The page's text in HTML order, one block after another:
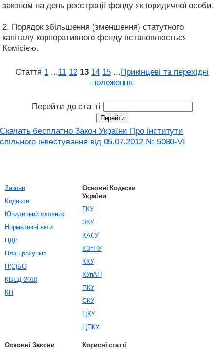
законом на день реєстрації фонду як юридичної особи.
2. Порядок збільшення (зменшення) статутного
капіталу корпоративного фонду встановлюється
Комісією.
Стаття 1 ...11 12 13 14 15 ...Прикінцеві та перехідні
положення
Перейти до статті
Скачать бесплатно Закон України Про інститути
спільного інвестування від 05.07.2012 № 5080-VI
Закони
Кодекси
Юридичний словник
Нормативні акти
ПДР
План рахунків
П(С)БО
КВЕД-2010
КП
Основні Кодески
України
ГКУ
ЗКУ
КАСУ
КЗпПУ
ККУ
КУпАП
ПКУ
СКУ
ЦКУ
ЦПКУ
Основні Закони
Корисні статті